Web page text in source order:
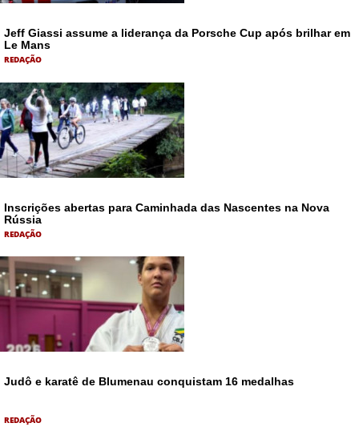
Jeff Giassi assume a liderança da Porsche Cup após brilhar em
Le Mans
REDAÇÃO
Inscrições abertas para Caminhada das Nascentes na Nova
Rússia
REDAÇÃO
Judô e karatê de Blumenau conquistam 16 medalhas
REDAÇÃO